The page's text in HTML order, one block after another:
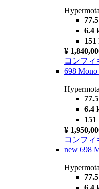
6.4
151
¥
コンフィ
698
6.4
151
¥
コンフィ
new 698